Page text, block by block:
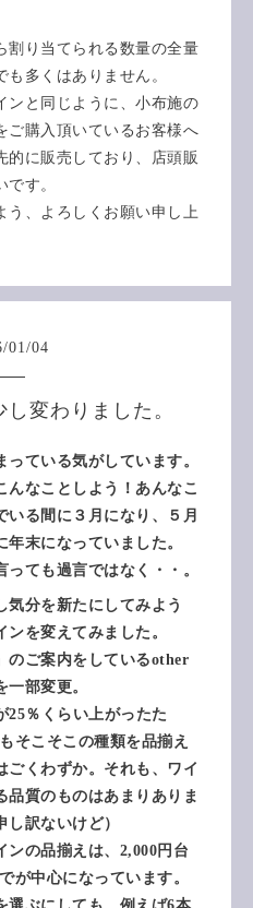
割り当てられる数量の全量
多くはありません。
ンと同じように、小布施の
ご購入頂いているお客様へ
的に販売しており、店頭販
す。
う、よろしくお願い申し上
/01 /04
変わりました。
ている気がしています。
んなことしよう！あんなこ
いる間に３月になり、５月
末になっていました。
ても過言ではなく・・。
気分を新たにしてみよう
を変えてみました。
のご案内をしているother
部変更。
25％くらい上がったた
そこそこの種類を品揃え
ごくわずか。それも、ワイ
品質のものはあまりありま
訳ないけど）
ンの品揃えは、2,000円台
が中心になっています。